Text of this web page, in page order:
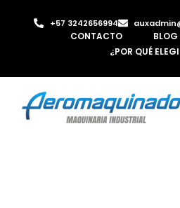
+57 3242656994
CONTACTO BLOG
¿POR QUÉ